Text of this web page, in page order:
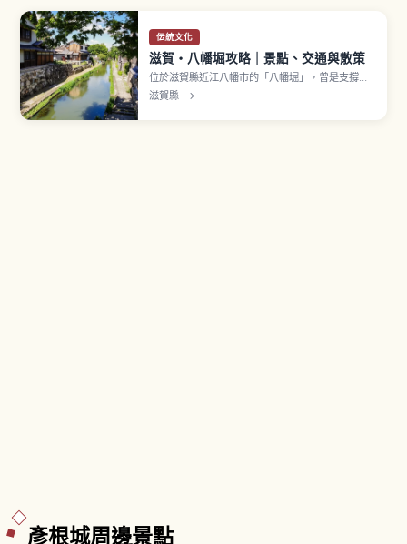
伝統文化
滋賀・八幡堀攻略｜景點、交通與散策
位於滋賀縣近江八幡市的「八幡堀」，曾是支撐近
江商人物流的重要水路，如今保留石砌河岸與町家
與電影的熱門拍攝地。文章將介紹前往方式、乘坐
滋賀縣 →
彥根城周邊景點